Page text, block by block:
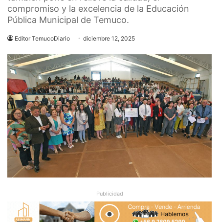
compromiso y la excelencia de la Educación
Pública Municipal de Temuco.
Editor TemucoDiario diciembre 12, 2025
Publicidad